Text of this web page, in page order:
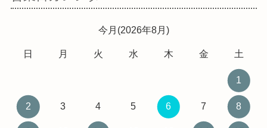
今月(2026年8月)
日 月 火 水 木 金 土
1
2 3 4 5 6 7 8